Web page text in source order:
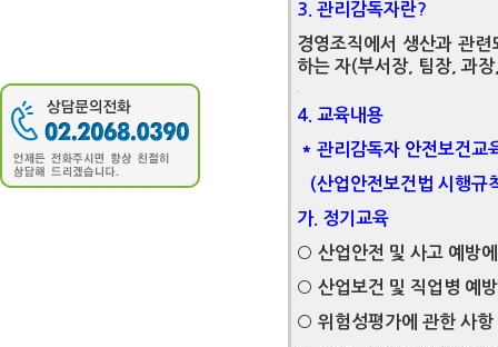
3. 관리감독자란?
경영조직에서 생산과 관
하는 자(부서장, 팀장, 과
4. 교육내용
* 관리감독자 안전보건교
(산업안전보건법 시행규
가. 정기교육
○ 산업안전 및 사고 예방
○ 산업보건 및 직업병 예
○ 위험성평가에 관한 사항